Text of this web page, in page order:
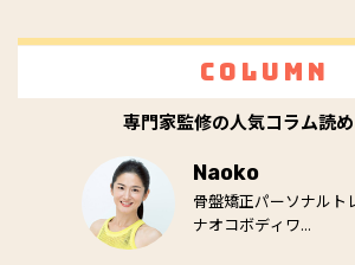
Column
専門家監修の人気コラム読め
Naoko
骨盤矯正パーソナルト
ナオコボディワ...